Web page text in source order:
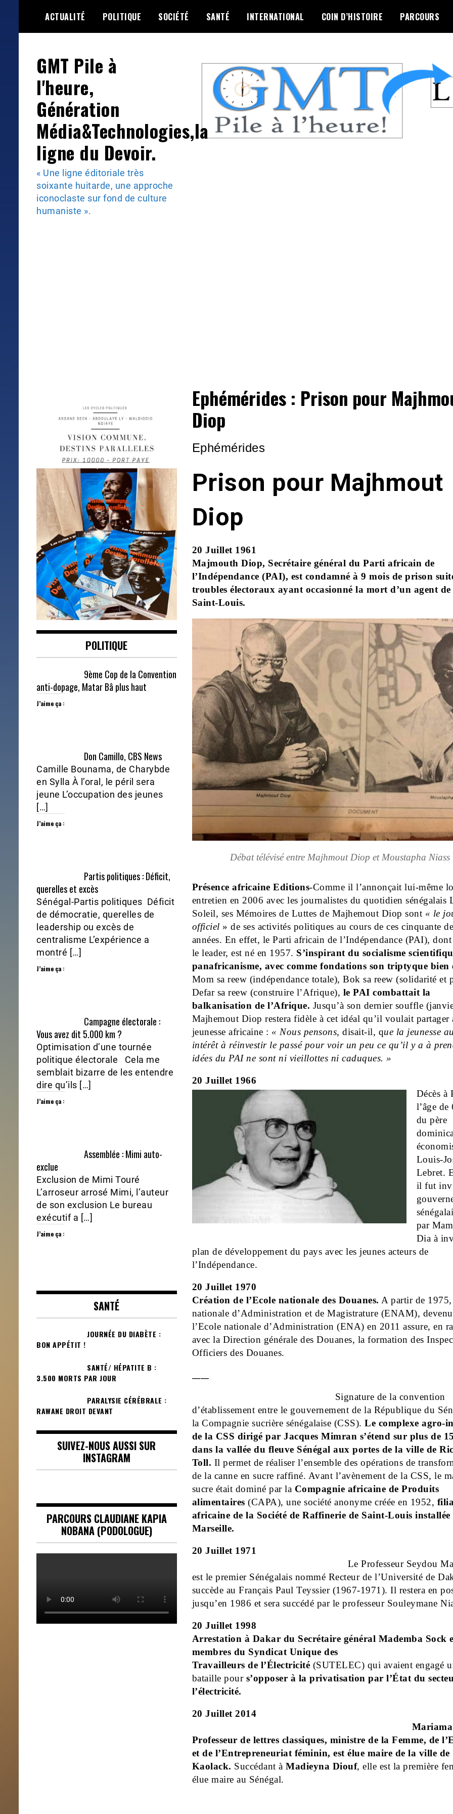
content
ACTUALITÉ POLITIQUE SOCIÉTÉ SANTÉ INTERNATIONAL COIN D’HISTOIRE PARCOURS
GMT Pile à
l'heure,
Génération
Média&Technologies,la
ligne du Devoir.
« Une ligne éditoriale très
soixante huitarde, une approche
iconoclaste sur fond de culture
humaniste ».
Ephémérides : Prison pour
Diop
Ephémérides
Prison pour Majhmout
Diop
20 Juillet 1961
Majmouth Diop, Secrétaire général du Parti africain de
l’Indépendance (PAI), est condamné à 9 mois de prison
troubles électoraux ayant occasionné la mort d’un agent
Saint-Louis.
Débat télévisé entre Majhmout Diop et Moustapha Niass
Présence africaine Editions-Comme il l’annonçait lui-même
entretien en 2006 avec les journalistes du quotidien sénégalais
Soleil, ses Mémoires de Luttes de Majhemout Diop sont « le
officiel » de ses activités politiques au cours de ces cinquante
années. En effet, le Parti africain de l’Indépendance (PAI),
le leader, est né en 1957. S’inspirant du socialisme
panafricanisme, avec comme fondations son triptyque bien
Mom sa reew (indépendance totale), Bok sa reew (solidarité et
Defar sa reew (construire l’Afrique), le PAI combattait la
balkanisation de l’Afrique. Jusqu’à son dernier souffle
Majhemout Diop restera fidèle à cet idéal qu’il voulait partager
jeunesse africaine : « Nous pensons, disait-il, que la jeunesse
intérêt à réinvestir le passé pour voir un peu ce qu’il y a à
idées du PAI ne sont ni vieillottes ni caduques. »
20 Juillet 1966
Décès à
l’âge de
du père
Louis-
Lebret.
il fut
par
Dia à
plan de développement du pays avec les jeunes acteurs de
l’Indépendance.
20 Juillet 1970
Création de l’Ecole nationale des Douanes. A partir de 1975,
nationale d’Administration et de Magistrature (ENAM),
l’Ecole nationale d’Administration (ENA) en 2011 assure, en
avec la Direction générale des Douanes, la formation des
Officiers des Douanes.
Signature de la convention
d’établissement entre le gouvernement de la République du
la Compagnie sucrière sénégalaise (CSS). Le complexe agro-
de la CSS dirigé par Jacques Mimran s’étend sur plus de
dans la vallée du fleuve Sénégal aux portes de la ville de
Toll. Il permet de réaliser l’ensemble des opérations de
de la canne en sucre raffiné. Avant l’avènement de la CSS, le
sucre était dominé par la Compagnie africaine de Produits
alimentaires (CAPA), une société anonyme créée en 1952,
africaine de la Société de Raffinerie de Saint-Louis installée
Marseille.
20 Juillet 1971
Le Professeur Seydou
est le premier Sénégalais nommé Recteur de l’Université de
succède au Français Paul Teyssier (1967-1971). Il restera en
jusqu’en 1986 et sera succédé par le professeur Souleymane
20 Juillet 1998
Arrestation à Dakar du Secrétaire général Mademba Sock
membres du Syndicat Unique des
Travailleurs de l’Électricité (SUTELEC) qui avaient engagé
bataille pour s’opposer à la privatisation par l’État du
l’électricité.
20 Juillet 2014
Professeur de lettres classiques, ministre de la Femme, de
et de l’Entrepreneuriat féminin, est élue maire de la ville de
Kaolack. Succédant à Madieyna Diouf, elle est la première
élue maire au Sénégal.
POLITIQUE
9ème Cop de la Convention
anti-dopage, Matar Bâ plus haut
J’aime ça :
Don Camillo, CBS News
Camille Bounama, de Charybde
en Sylla À l’oral, le péril sera
jeune L’occupation des jeunes
[…]
J’aime ça :
Partis politiques : Déficit,
querelles et excès
Sénégal-Partis politiques Déficit
de démocratie, querelles de
leadership ou excès de
centralisme L’expérience a
montré […]
J’aime ça :
Campagne électorale :
Vous avez dit 5.000 km ?
Optimisation d’une tournée
politique électorale Cela me
semblait bizarre de les entendre
dire qu’ils […]
J’aime ça :
Assemblée : Mimi auto-
exclue
Exclusion de Mimi Touré
L’arroseur arrosé Mimi, l’auteur
de son exclusion Le bureau
exécutif a […]
J’aime ça :
SANTÉ
JOURNÉE DU DIABÈTE :
BON APPÉTIT !
SANTÉ/ HÉPATITE B :
3.500 MORTS PAR JOUR
PARALYSIE CÉRÉBRALE :
RAWANE DROIT DEVANT
SUIVEZ-NOUS AUSSI SUR
INSTAGRAM
PARCOURS CLAUDIANE KAPIA
NOBANA (PODOLOGUE)